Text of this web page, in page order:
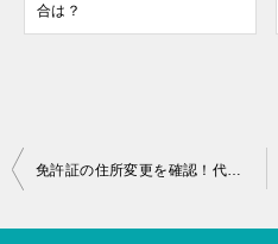
合は？
投
免許証の住所変更を確認！代理人が警察署で手続きする場合は？